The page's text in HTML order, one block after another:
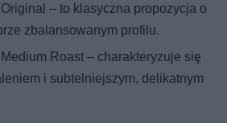
– to klasyczna propozycja o
zbalansowanym profilu.
Roast – charakteryzuje się
i subtelniejszym, delikatnym